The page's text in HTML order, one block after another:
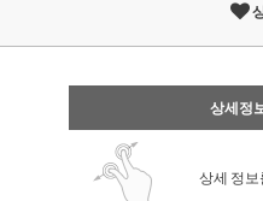
상세정
상세 정보